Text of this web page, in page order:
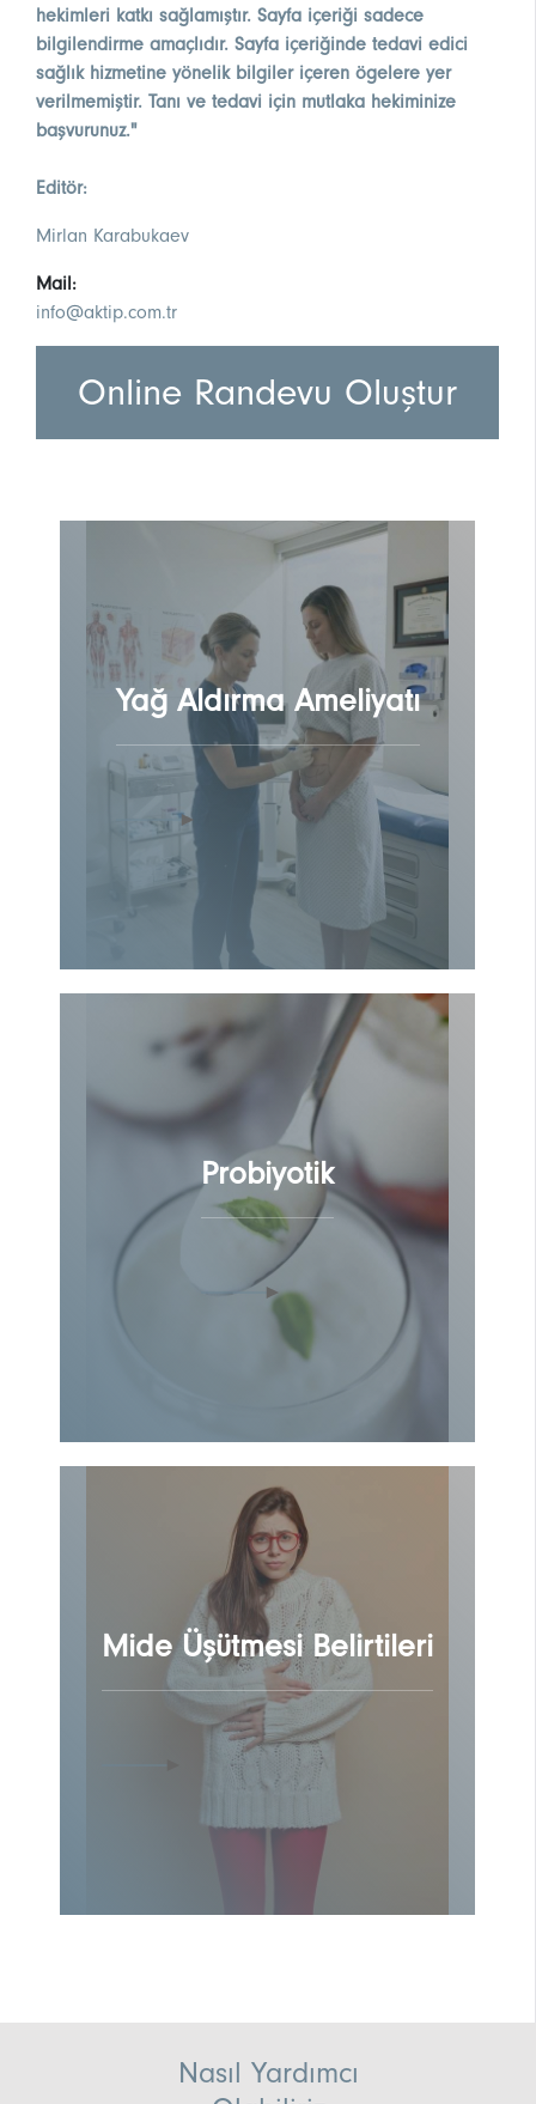
hekimleri katkı sağlamıştır. Sayfa içeriği sadece
bilgilendirme amaçlıdır. Sayfa içeriğinde tedavi edici
sağlık hizmetine yönelik bilgiler içeren ögelere yer
verilmemiştir. Tanı ve tedavi için mutlaka hekiminize
başvurunuz."
Editör:
Mirlan Karabukaev
Mail:
info@aktip.com.tr
Online Randevu Oluştur
Yağ Aldırma Ameliyatı
Probiyotik
Mide Üşütmesi Belirtileri
Nasıl Yardımcı